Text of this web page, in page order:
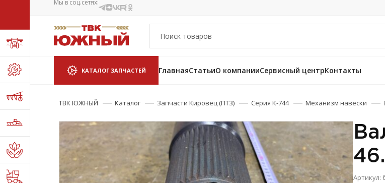
Мы в соц.сетях:
КАТАЛОГ ЗАПЧАСТЕЙ ГлавнаяСтатьиО компанииСервисный центрКонтакты
ТВК ЮЖНЫЙ Каталог Запчасти Кировец (ПТЗ) Серия К-744 Механизм навески
Артикул: